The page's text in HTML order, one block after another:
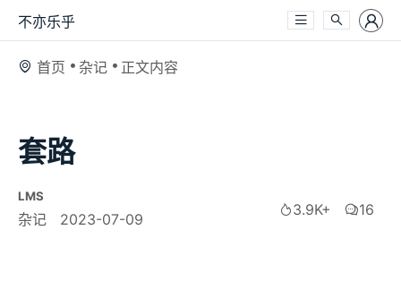
不亦乐乎
首页 杂记 正文内容
套路
LMS
杂记 2023-07-09
3.9K+ 16